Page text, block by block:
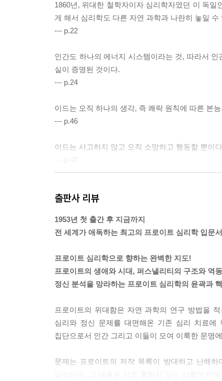
1860년, 위대한 철학자이자 심리학자였던 이 독
게 해서 심리학도 다른 자연 과학과 나란히 놓일 수
--- p.22
인간도 하나의 에너지 시스템이라는 것, 따라서
실이 증명된 것이다.
--- p.24
이드는 오직 하나의 생각, 즉 쾌락 원칙에 따른 본
--- p.46
이드는 사고하지 않고 오직 소망하고 행동할 뿐이
타날 때까지 에너지 배설을 연기하는 것이다.
초자아는 현실보다는 이상 세계를 대표한다고 할
--- p.53
본능의 목표는 매우 보수적으로 머물기를 바라고,
이드에서 자아를 향한 에너지의 확산이 자아 발달
--- p.74
이드의 요구에 대해 자아는 ‘좀 기다려’라고 말한
출판사 리뷰
1953년 첫 출간 후 지금까지
전 세계가 애독하는 최고의 프로이트 심리학 입문서
프로이트 심리학으로 향하는 완벽한 지도!
프로이트의 생애와 시대, 퍼스낼리티의 구조와 역
정신 분석을 망라하는 프로이트 심리학의 윤곽과
프로이트의 위대함은 자연 과학의 연구 방법을
심리와 정신 문제를 대면해온 기존 심리 치료
집단으로서 인간 그리고 이들이 모여 이룩한 문명
문제는 프로이트의 저작 목록이 방대하고 난해